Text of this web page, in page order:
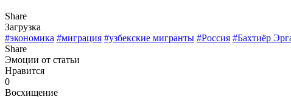
Share
Загрузка
#экономика #миграция #узбекские мигранты #Россия #Бахтиёр
Share
Эмоции от статьи
Нравится
0
Восхищение